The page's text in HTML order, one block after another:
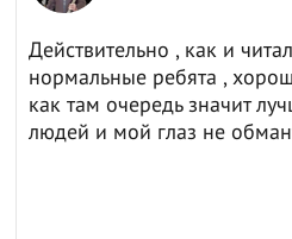
Действительно , как и
нормальные ребята ,
как там очередь значит
людей и мой глаз не